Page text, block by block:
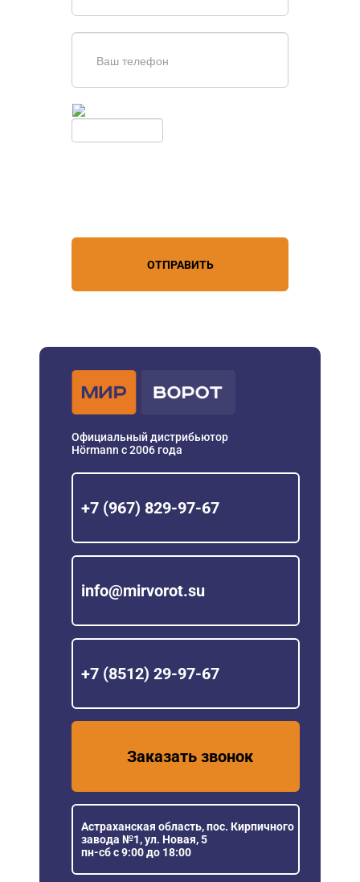
ОТПРАВИТЬ
Официальный дистрибьютор
Hörmann с 2006 года
+7 (967) 829-97-67
info@mirvorot.su
+7 (8512) 29-97-67
Заказать звонок
Астраханская область, пос. Кирпичного
завода №1, ул. Новая, 5
пн-сб с 9:00 до 18:00